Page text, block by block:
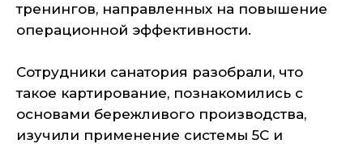
тренингов, направленных на повышение
операционной эффективности.
Сотрудники санатория разобрали, что
такое картирование, познакомились с
основами бережливого производства,
изучили применение системы 5С и